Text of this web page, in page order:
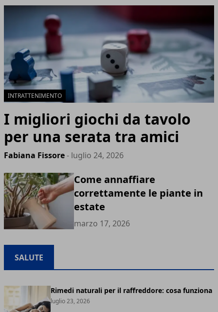
INTRATTENIMENTO
I migliori giochi da tavolo
per una serata tra amici
Fabiana Fissore- luglio 24, 2026
Come annaffiare
correttamente le piante in
estate
marzo 17, 2026
SALUTE
Rimedi naturali per il raffreddore: cosa funziona
luglio 23, 2026